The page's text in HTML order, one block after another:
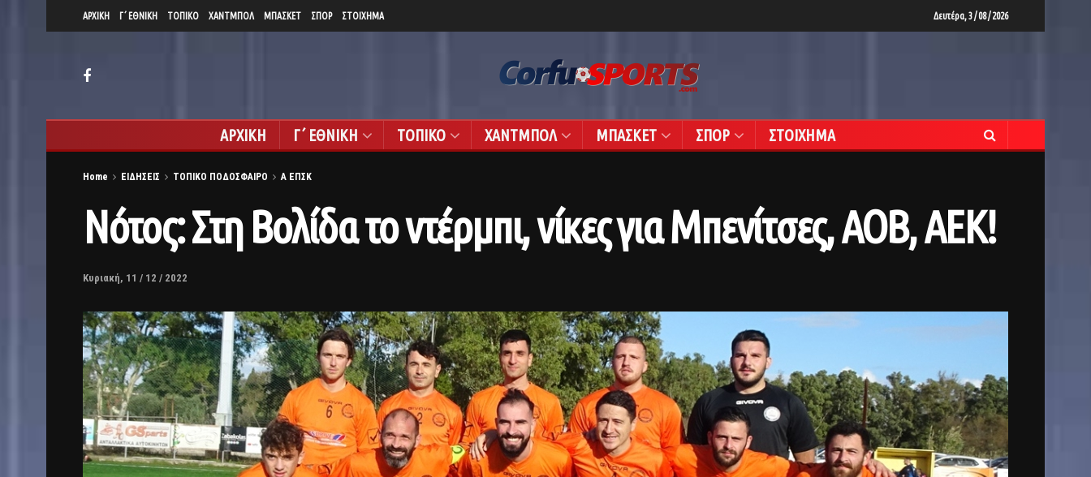
ΑΡΧΙΚΗ Γ΄ ΕΘΝΙΚΗ ΤΟΠΙΚΟ ΧΑΝΤΜΠΟΛ ΜΠΑΣΚΕΤ ΣΠΟΡ ΣΤΟΙΧΗΜΑ Δευτέρα, 3 / 08 / 2026
ΑΡΧΙΚΗ Γ΄ ΕΘΝΙΚΗ ΤΟΠΙΚΟ ΧΑΝΤΜΠΟΛ ΜΠΑΣΚΕΤ ΣΠΟΡ ΣΤΟΙΧΗΜΑ
Home ΕΙΔΗΣΕΙΣ ΤΟΠΙΚΟ ΠΟΔΟΣΦΑΙΡΟ Α ΕΠΣΚ
Νότος: Στη Βολίδα το ντέρμπι, νίκες για Μπενίτσες, ΑΟΒ, ΑΕΚ!
Κυριακή, 11 / 12 / 2022